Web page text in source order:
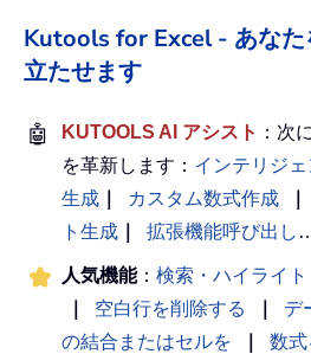
Kutools for Excel - あなた
立たせます
🤖 KUTOOLS AI アシスト ：次
を革新します： インテリジ
生成
カスタム数式作成
ト生成
拡張機能呼び出し
人気機能： 検索・ハイライ
空白行を削除する
デ
の結合またはセルを
数